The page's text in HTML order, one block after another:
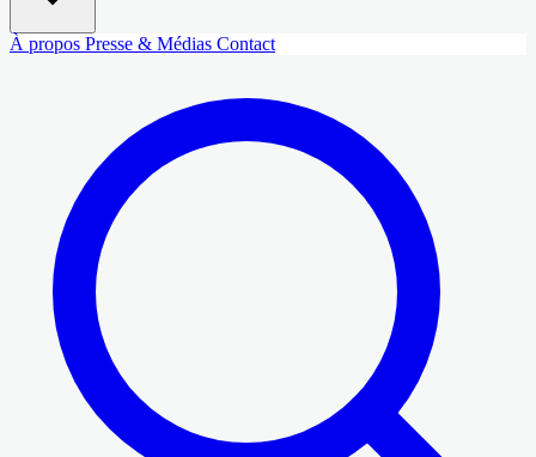
À propos Presse & Médias Contact